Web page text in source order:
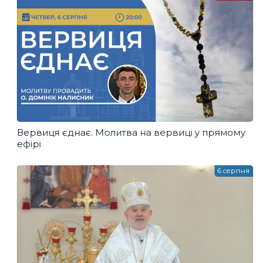
Вервиця єднає. Молитва на вервиці у прямому
ефірі
6 серпня